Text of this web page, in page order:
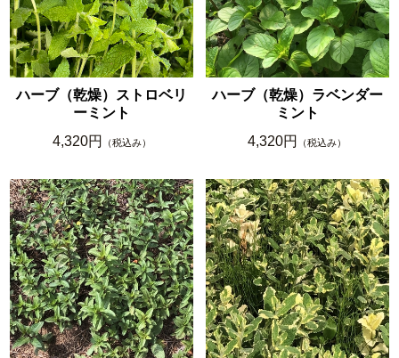
ハーブ（乾燥）ストロベリ
ーミント
4,320円
（税込み）
ハーブ（乾燥）ラベンダー
ミント
4,320円
（税込み）